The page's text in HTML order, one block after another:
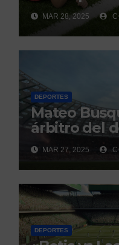
Renovación
Continuo.
MAR 28, 2025
DEPORTES
Mateo
árbitro del
con un
debate
MAR 27, 2025
DEPORTES